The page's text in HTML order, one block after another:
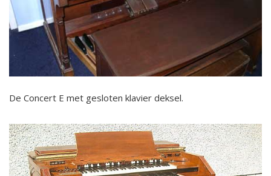
De Concert E met gesloten klavier deksel.